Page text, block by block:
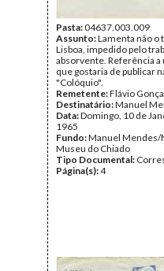
Pasta:04637.003.009
Assunto:Lamenta não o
Lisboa, impedido pelo
absorvente. Referência a
que gostaria de publicar
"Colóquio".
Remetente:Flávio
Destinatário:Manuel
Data:Domingo, 10 de
1965
Fundo:Manuel Mendes/
Museu do Chiado
Tipo Documental:
Página(s):4